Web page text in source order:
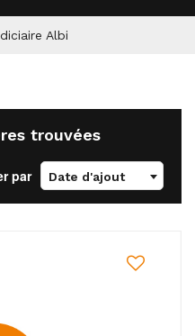
Albi
trouvées
par Date d'ajout